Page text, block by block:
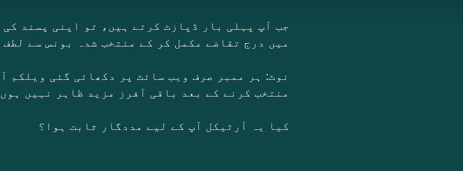
جب آپ پہلی بار ڈپازٹ کرتے ہیں، تو اپنی پسند
میں درج تقاضے مکمل کر کے منتخب شدہ بونس سے لطف
نوٹ: ہر ممبر صرف ویب سائٹ پر دکھائی گئی ویلکم
منتخب کرنے کے بعد باقی آفرز مزید ظاہر نہیں ہوں
کیا یہ آرٹیکل آپ کے لیے مددگار ثابت ہوا؟